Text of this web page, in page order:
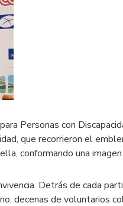
Personas con
que recorrieron el
conformando una
Detrás de cada
decenas de